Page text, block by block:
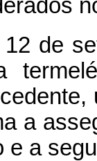
de
a
e a